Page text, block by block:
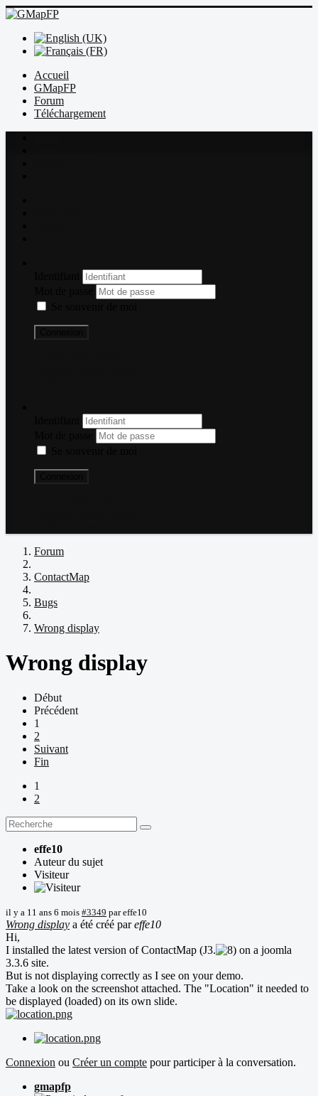
Accueil
GMapFP
Forum
Téléchargement
Forum
ContactMap
Bugs
Wrong display
Wrong display
Début
Précédent
1
2
Suivant
Fin
1
2
effe10
Auteur du sujet
Visiteur
il y a 11 ans 6 mois #3349 pareffe10
Wrong display a été créé pareffe10
Hi,
I installed the latest version of ContactMap (J3.
on a joomla
3.3.6 site.
But is not displaying correctly as I see on your demo.
Take a look on the screenshot attached. The "Location" it needed to
be displayed (loaded) on its own slide.
Connexion ou Créer un compte pour participer à la conversation.
gmapfp